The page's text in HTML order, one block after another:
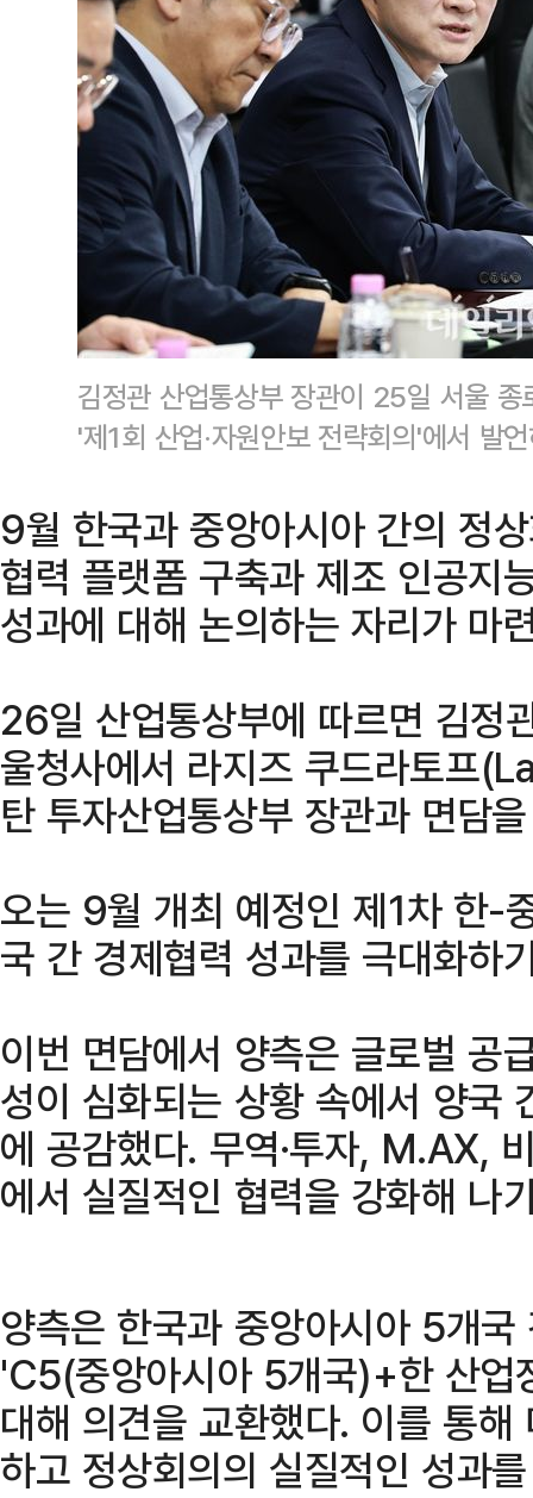
김정관 산업통상부 장관이 25일 서울
'제1회 산업·자원안보 전략회의'에서 발
9월 한국과 중앙아시아 간의 정
협력 플랫폼 구축과 제조 인공
성과에 대해 논의하는 자리가 마
26일 산업통상부에 따르면 김정
울청사에서 라지즈 쿠드라토프
탄 투자산업통상부 장관과 면담
오는 9월 개최 예정인 제1차 한-
국 간 경제협력 성과를 극대화하
이번 면담에서 양측은 글로벌 공
성이 심화되는 상황 속에서 양국
에 공감했다. 무역·투자, M.AX,
에서 실질적인 협력을 강화해 나
양측은 한국과 중앙아시아 5개
'C5(중앙아시아 5개국)+한 산업
대해 의견을 교환했다. 이를 통
하고 정상회의의 실질적인 성과